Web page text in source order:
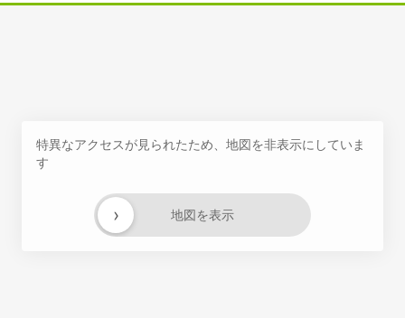
特異なアクセスが見られたため、地図を非表示にしていま
す
地図を表示
›